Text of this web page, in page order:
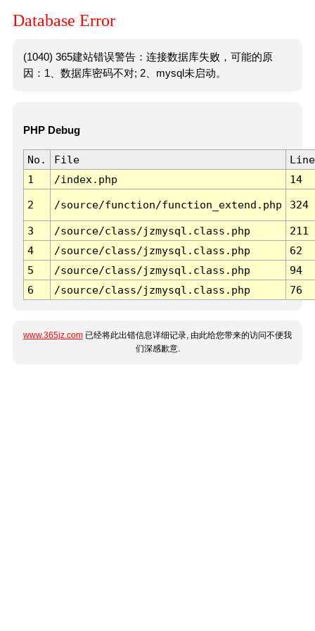
Database Error
(1040) 365建站错误警告：连接数据库失败，可能的原
因：1、数据库密码不对; 2、mysql未启动。
PHP Debug
No. File
Line
1
/index.php 14
2 /source/function/function_extend.php 324
3 /source/class/jzmysql.class.php
211
4
/source/class/jzmysql.class.php
62
5
/source/class/jzmysql.class.php
94
6
/source/class/jzmysql.class.php 76
www.365jz.com 已经将此出错信息详细记录, 由此给您带来的访问不便我
们深感歉意.